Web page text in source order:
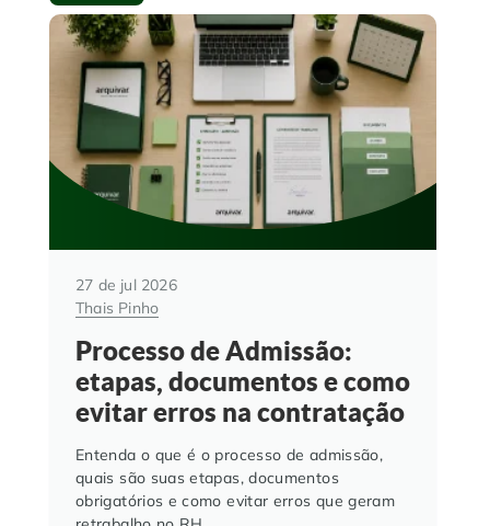
27 de jul 2026
Thais Pinho
Processo de Admissão:
etapas, documentos e como
evitar erros na contratação
Entenda o que é o processo de admissão,
quais são suas etapas, documentos
obrigatórios e como evitar erros que geram